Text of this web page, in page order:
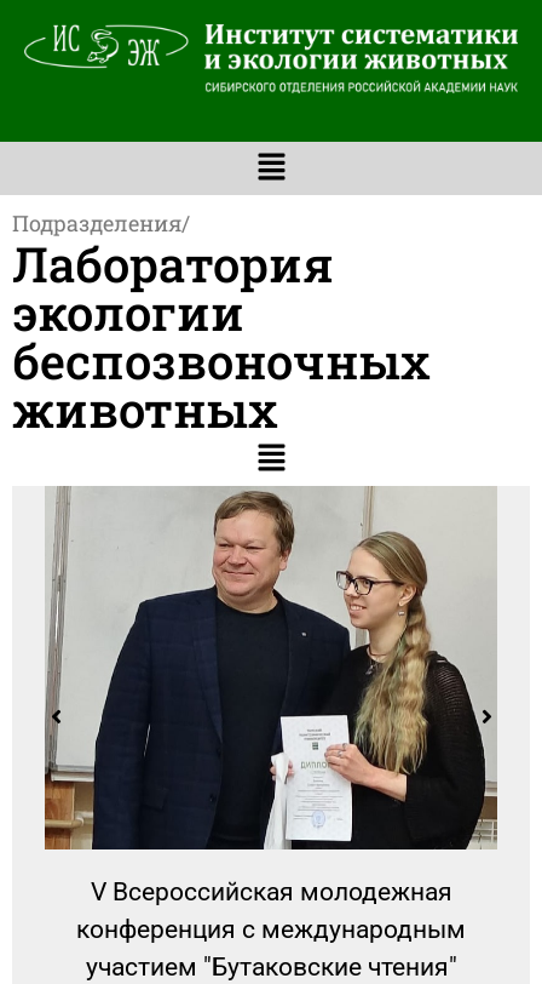
Подразделения/
Лаборатория
экологии
беспозвоночных
животных
V Всероссийская молодежная
конференция с международным
участием "Бутаковские чтения"